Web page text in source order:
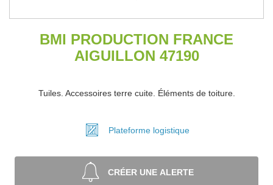
BMI PRODUCTION FRANCE
AIGUILLON 47190
Tuiles. Accessoires terre cuite. Éléments de toiture.
Plateforme logistique
CRÉER UNE ALERTE